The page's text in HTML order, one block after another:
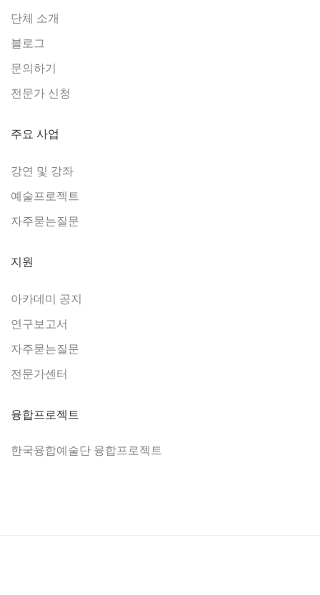
단체 소개
블로그
문의하기
전문가 신청
주요 사업
강연 및 강좌
예술프로젝트
자주묻는질문
지원
아카데미 공지
연구보고서
자주묻는질문
전문가센터
융합프로젝트
한국융합예술단 융합프로젝트